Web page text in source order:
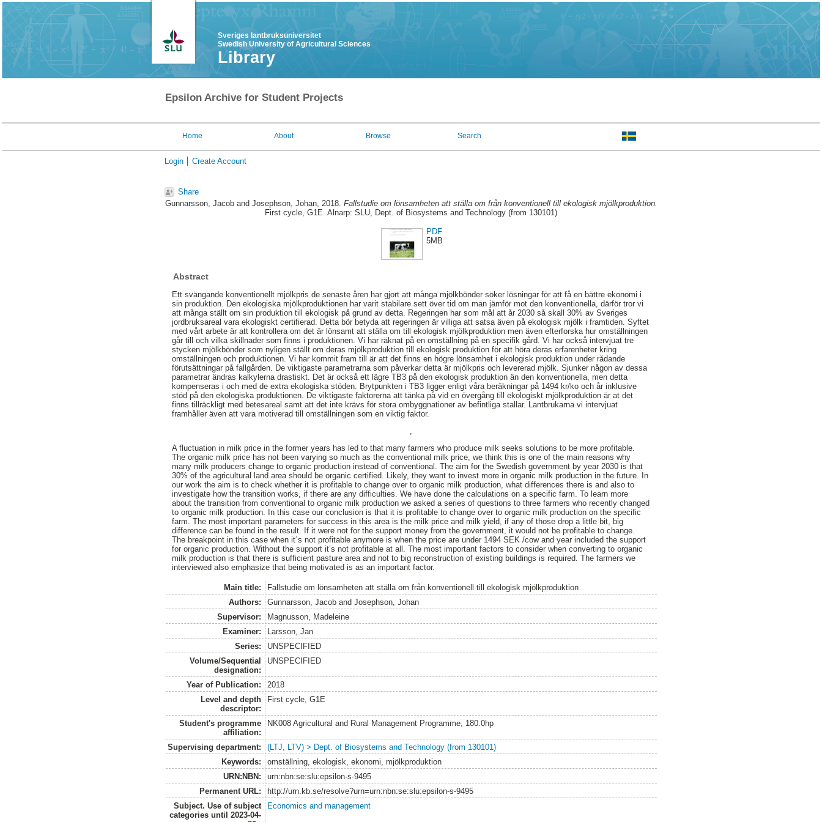
Sveriges lantbruksuniversitet
Swedish University of Agricultural Sciences
Library
Epsilon Archive for Student Projects
Home About Browse Search
Login Create Account
Share
Gunnarsson, Jacoband Josephson, Johan, 2018. Fallstudie om lönsamheten att ställa om från konventionell till ekologisk mjölkproduktion.
First cycle, G1E. Alnarp: SLU, Dept. of Biosystems and Technology (from 130101)
PDF
5MB
Abstract
Ett svängande konventionellt mjölkpris de senaste åren har gjort att många mjölkbönder söker lösningar för att få en bättre ekonomi i
sin produktion. Den ekologiska mjölkproduktionen har varit stabilare sett över tid om man jämför mot den konventionella, därför tror vi
att många ställt om sin produktion till ekologisk på grund av detta. Regeringen har som mål att år 2030 så skall 30% av Sveriges
jordbruksareal vara ekologiskt certifierad. Detta bör betyda att regeringen är villiga att satsa även på ekologisk mjölk i framtiden. Syftet
med vårt arbete är att kontrollera om det är lönsamt att ställa om till ekologisk mjölkproduktion men även efterforska hur omställningen
går till och vilka skillnader som finns i produktionen. Vi har räknat på en omställning på en specifik gård. Vi har också intervjuat tre
stycken mjölkbönder som nyligen ställt om deras mjölkproduktion till ekologisk produktion för att höra deras erfarenheter kring
omställningen och produktionen. Vi har kommit fram till är att det finns en högre lönsamhet i ekologisk produktion under rådande
förutsättningar på fallgården. De viktigaste parametrarna som påverkar detta är mjölkpris och levererad mjölk. Sjunker någon av dessa
parametrar ändras kalkylerna drastiskt. Det är också ett lägre TB3 på den ekologisk produktion än den konventionella, men detta
kompenseras i och med de extra ekologiska stöden. Brytpunkten i TB3 ligger enligt våra beräkningar på 1494 kr/ko och år inklusive
stöd på den ekologiska produktionen. De viktigaste faktorerna att tänka på vid en övergång till ekologiskt mjölkproduktion är at det
finns tillräckligt med betesareal samt att det inte krävs för stora ombyggnationer av befintliga stallar. Lantbrukarna vi intervjuat
framhåller även att vara motiverad till omställningen som en viktig faktor.
A fluctuation in milk price in the former years has led to that many farmers who produce milk seeks solutions to be more profitable.
The organic milk price has not been varying so much as the conventional milk price, we think this is one of the main reasons why
many milk producers change to organic production instead of conventional. The aim for the Swedish government by year 2030 is that
30% of the agricultural land area should be organic certified. Likely, they want to invest more in organic milk production in the future. In
our work the aim is to check whether it is profitable to change over to organic milk production, what differences there is and also to
investigate how the transition works, if there are any difficulties. We have done the calculations on a specific farm. To learn more
about the transition from conventional to organic milk production we asked a series of questions to three farmers who recently changed
to organic milk production. In this case our conclusion is that it is profitable to change over to organic milk production on the specific
farm. The most important parameters for success in this area is the milk price and milk yield, if any of those drop a little bit, big
difference can be found in the result. If it were not for the support money from the government, it would not be profitable to change.
The breakpoint in this case when it´s not profitable anymore is when the price are under 1494 SEK /cow and year included the support
for organic production. Without the support it’s not profitable at all. The most important factors to consider when converting to organic
milk production is that there is sufficient pasture area and not to big reconstruction of existing buildings is required. The farmers we
interviewed also emphasize that being motivated is as an important factor.
Main title:
Fallstudie om lönsamheten att ställa om från konventionell till ekologisk mjölkproduktion
Authors:
Gunnarsson, Jacoband Josephson, Johan
Supervisor:
Magnusson, Madeleine
Examiner:
Larsson, Jan
Series:
UNSPECIFIED
Volume/Sequential
designation:
UNSPECIFIED
Year of Publication:
2018
Level and depth
descriptor:
First cycle, G1E
Student's programme
affiliation:
NK008 Agricultural and Rural Management Programme, 180.0hp
Supervising department:
(LTJ, LTV) > Dept. of Biosystems and Technology (from 130101)
Keywords:
omställning, ekologisk, ekonomi, mjölkproduktion
URN:NBN:
urn:nbn:se:slu:epsilon-s-9495
Permanent URL:
http://urn.kb.se/resolve?urn=urn:nbn:se:slu:epsilon-s-9495
Subject. Use of subject
categories until 2023-04-
Economics and management